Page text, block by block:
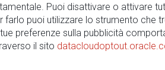
Puoi disattivare o attivare
puoi utilizzare lo strumento che
preferenze sulla pubblicità
il sito